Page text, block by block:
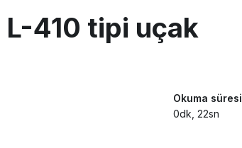
L-410 tipi uçak
Okuma süresi
0dk, 22sn